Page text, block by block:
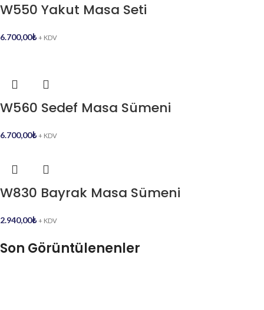
W550 Yakut Masa Seti
6.700,00₺ + KDV
W560 Sedef Masa Sümeni
6.700,00₺ + KDV
W830 Bayrak Masa Sümeni
2.940,00₺ + KDV
Son Görüntülenenler